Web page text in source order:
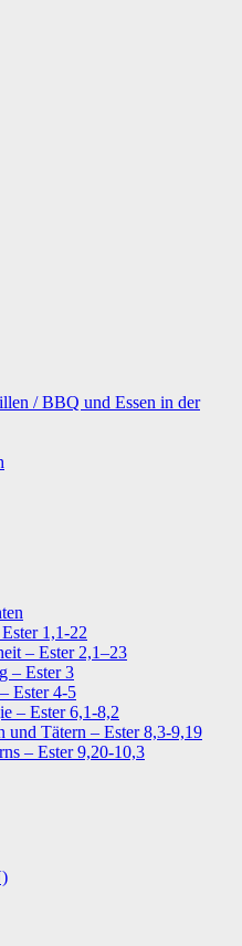
/ BBQ und Essen in der
1,1-22
– Ester 2,1–23
– Ester 3
Ester 4-5
– Ester 6,1-8,2
und Tätern – Ester 8,3-9,19
– Ester 9,20-10,3